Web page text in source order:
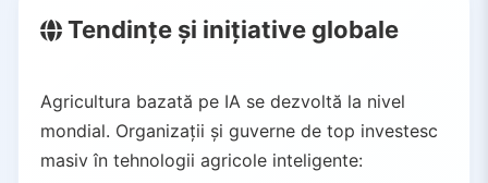
Tendințe și inițiative globale
Agricultura bazată pe IA se dezvoltă la nivel
mondial. Organizații și guverne de top investesc
masiv în tehnologii agricole inteligente: